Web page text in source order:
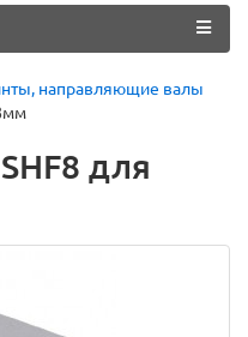
направляющие валы
для